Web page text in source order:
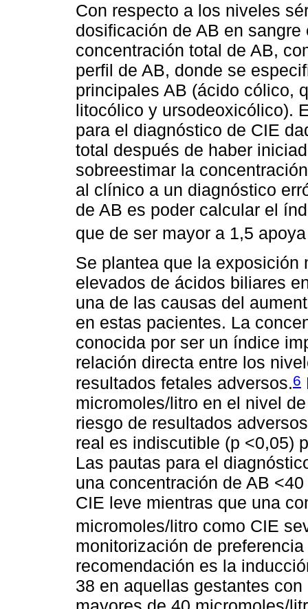
Con respecto a los niveles
dosificación de AB en
concentración total de AB,
perfil de AB, donde se
principales AB (ácido cólico,
litocólico y ursodeoxicólico).
para el diagnóstico de CIE
total después de haber
sobreestimar la
al clínico a un diagnóstico
de AB es poder calcular el
que de ser mayor a 1,5
Se plantea que la
elevados de ácidos biliares
una de las causas del
en estas pacientes. La
conocida por ser un índice
relación directa entre los
resultados fetales adversos.6
micromoles/litro en el nivel
riesgo de resultados
real es indiscutible (p <0,05)
Las pautas para el
una concentración de AB
CIE leve mientras que una
micromoles/litro como CIE
monitorización de
recomendación es la
38 en aquellas gestantes